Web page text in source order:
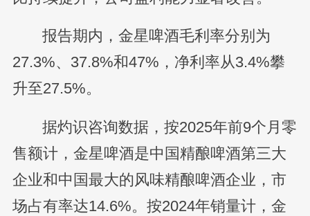
报告期内，金星啤酒毛利率分别为
27.3%、37.8%和47%，净利率从3.4%攀
升至27.5%。
据灼识咨询数据，按2025年前9个月零
售额计，金星啤酒是中国精酿啤酒第三大
企业和中国最大的风味精酿啤酒企业，市
场占有率达14.6%。按2024年销量计，金